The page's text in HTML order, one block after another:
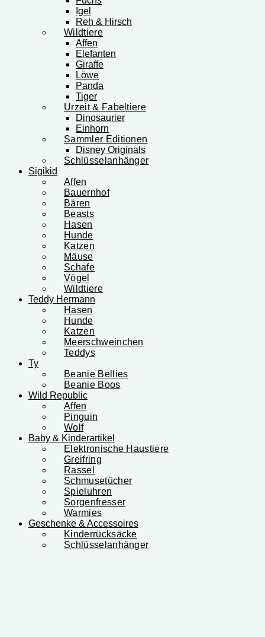
Igel
Reh & Hirsch
Wildtiere
Affen
Elefanten
Giraffe
Löwe
Panda
Tiger
Urzeit & Fabeltiere
Dinosaurier
Einhorn
Sammler Editionen
Disney Originals
Schlüsselanhänger
Sigikid
Affen
Bauernhof
Bären
Beasts
Hasen
Hunde
Katzen
Mäuse
Schafe
Vögel
Wildtiere
Teddy Hermann
Hasen
Hunde
Katzen
Meerschweinchen
Teddys
Ty
Beanie Bellies
Beanie Boos
Wild Republic
Affen
Pinguin
Wolf
Baby & Kinderartikel
Elektronische Haustiere
Greifring
Rassel
Schmusetücher
Spieluhren
Sorgenfresser
Warmies
Geschenke & Accessoires
Kinderrücksäcke
Schlüsselanhänger